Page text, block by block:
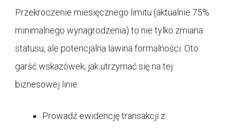
Przekroczenie miesięcznego limitu (aktualnie 75%
minimalnego wynagrodzenia) to nie tylko zmiana
statusu, ale potencjalna lawina formalności. Oto
garść wskazówek, jak utrzymać się na tej
biznesowej linie:
Prowadź ewidencję transakcji z